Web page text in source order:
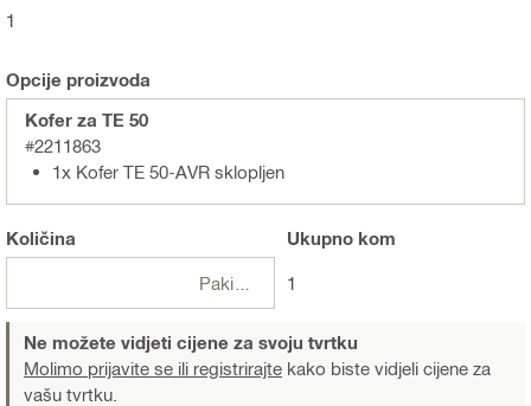
1
Opcije proizvoda
Kofer za TE 50
#2211863
1x Kofer TE 50-AVR sklopljen
Količina Ukupnokom
1
Ne možete vidjeti cijene za svoju tvrtku
Molimo prijavite se ili registrirajte kako biste vidjeli cijene za
vašu tvrtku.